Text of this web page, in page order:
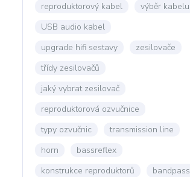
reproduktorový kabel
výběr kabelu
USB audio kabel
upgrade hifi sestavy
zesilovače
třídy zesilovačů
jaký vybrat zesilovač
reproduktorová ozvučnice
typy ozvučnic
transmission line
horn
bassreflex
konstrukce reproduktorů
bandpass